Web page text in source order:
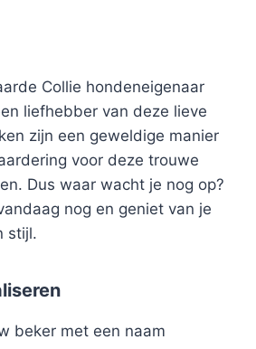
Collie hondeneigenaar
liefhebber van deze lieve
zijn een geweldige manier
voor deze trouwe
Dus waar wacht je nog op?
nog en geniet van je
stijl.
beker met een naam